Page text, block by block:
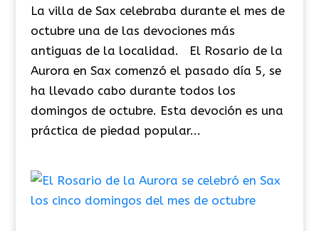
La villa de Sax celebraba durante el mes de
octubre una de las devociones más
antiguas de la localidad. El Rosario de la
Aurora en Sax comenzó el pasado día 5, se
ha llevado cabo durante todos los
domingos de octubre. Esta devoción es una
práctica de piedad popular...